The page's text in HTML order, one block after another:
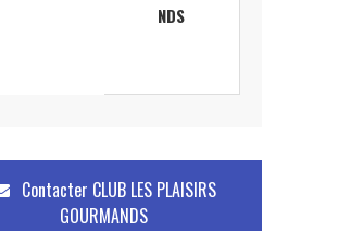
NDS
Contacter CLUB LES PLAISIRS
GOURMANDS